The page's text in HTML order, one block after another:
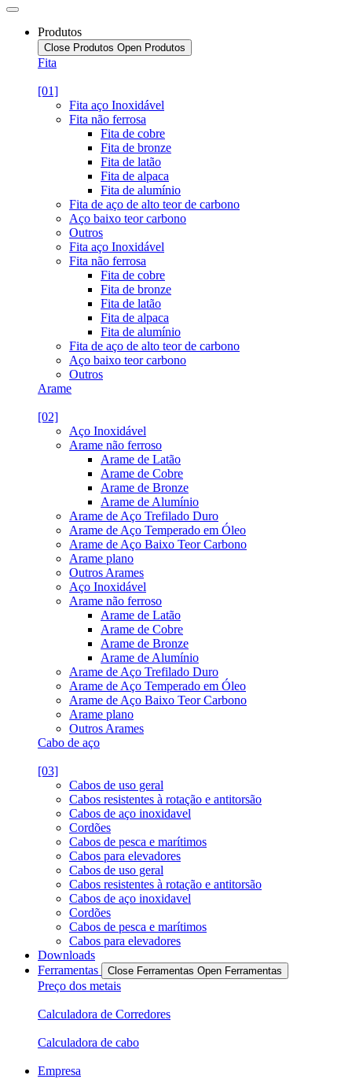
Produtos
Close Produtos Open Produtos
Fita
[01]
Fita aço Inoxidável
Fita não ferrosa
Fita de cobre
Fita de bronze
Fita de latão
Fita de alpaca
Fita de alumínio
Fita de aço de alto teor de carbono
Aço baixo teor carbono
Outros
Fita aço Inoxidável
Fita não ferrosa
Fita de cobre
Fita de bronze
Fita de latão
Fita de alpaca
Fita de alumínio
Fita de aço de alto teor de carbono
Aço baixo teor carbono
Outros
Arame
[02]
Aço Inoxidável
Arame não ferroso
Arame de Latão
Arame de Cobre
Arame de Bronze
Arame de Alumínio
Arame de Aço Trefilado Duro
Arame de Aço Temperado em Óleo
Arame de Aço Baixo Teor Carbono
Arame plano
Outros Arames
Aço Inoxidável
Arame não ferroso
Arame de Latão
Arame de Cobre
Arame de Bronze
Arame de Alumínio
Arame de Aço Trefilado Duro
Arame de Aço Temperado em Óleo
Arame de Aço Baixo Teor Carbono
Arame plano
Outros Arames
Cabo de aço
[03]
Cabos de uso geral
Cabos resistentes à rotação e antitorsão
Cabos de aço inoxidavel
Cordões
Cabos de pesca e marítimos
Cabos para elevadores
Cabos de uso geral
Cabos resistentes à rotação e antitorsão
Cabos de aço inoxidavel
Cordões
Cabos de pesca e marítimos
Cabos para elevadores
Downloads
Ferramentas
Close Ferramentas Open Ferramentas
Preço dos metais
Calculadora de Corredores
Calculadora de cabo
Empresa